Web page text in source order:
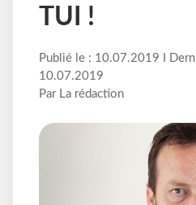
TUI !
Publié le : 10.07.2019 I
10.07.2019
Par La rédaction